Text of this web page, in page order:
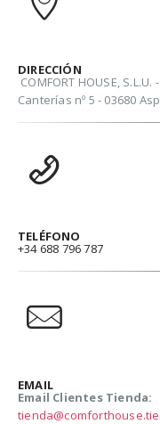
DIRECCIÓN
COMFORT HOUSE,
Canterías nº 5 - 03680
TELÉFONO
+34 688 796 787
EMAIL
Email Clientes Tienda: